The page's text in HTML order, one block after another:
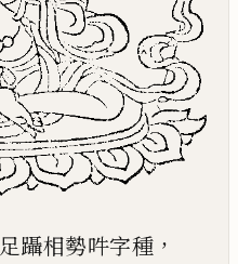
足躡相勢吽字種 ，